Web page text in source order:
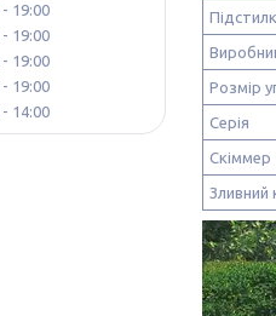
Розмір
Серія
Скіммер
Зливний
19:00
19:00
19:00
19:00
14:00